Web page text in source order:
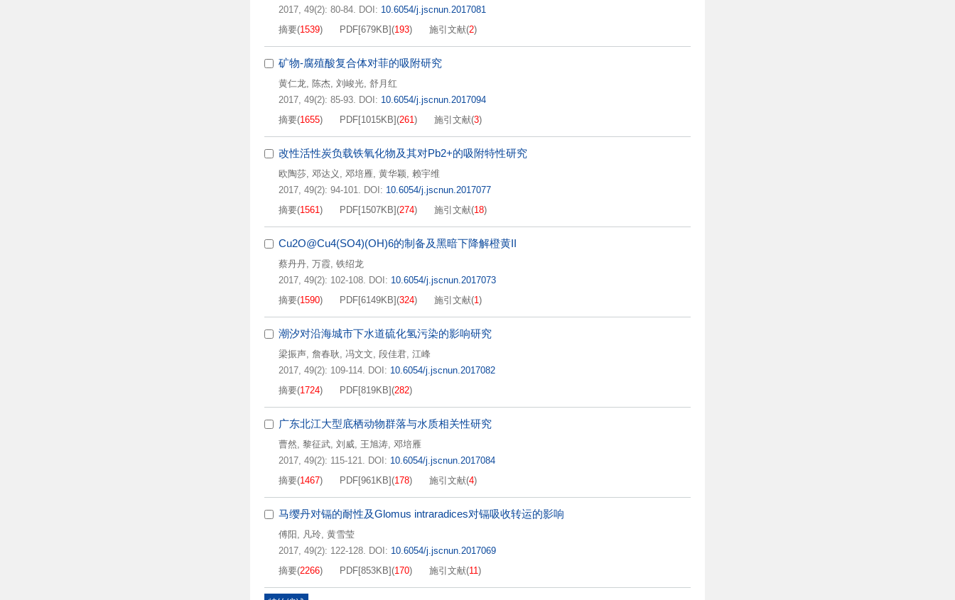
2017, 49(2): 80-84. DOI: 10.6054/j.jscnun.2017081
摘要(1539) PDF[679KB](193) 施引文献(2)
矿物-腐殖酸复合体对菲的吸附研究
黄仁龙, 陈杰, 刘峻光, 舒月红
2017, 49(2): 85-93. DOI: 10.6054/j.jscnun.2017094
摘要(1655) PDF[1015KB](261) 施引文献(3)
改性活性炭负载铁氧化物及其对Pb2+的吸附特性研究
欧陶莎, 邓达义 , 邓培雁, 黄华颖, 赖宇维
2017, 49(2): 94-101. DOI: 10.6054/j.jscnun.2017077
摘要(1561) PDF[1507KB](274) 施引文献(18)
Cu2O@Cu4(SO4)(OH)6的制备及黑暗下降解橙黄II
蔡丹丹, 万霞, 铁绍龙
2017, 49(2): 102-108. DOI: 10.6054/j.jscnun.2017073
摘要(1590) PDF[6149KB](324) 施引文献(1)
潮汐对沿海城市下水道硫化氢污染的影响研究
梁振声, 詹春耿, 冯文文, 段佳君, 江峰
2017, 49(2): 109-114. DOI: 10.6054/j.jscnun.2017082
摘要(1724) PDF[819KB](282)
广东北江大型底栖动物群落与水质相关性研究
曹然, 黎征武, 刘威, 王旭涛, 邓培雁
2017, 49(2): 115-121. DOI: 10.6054/j.jscnun.2017084
摘要(1467) PDF[961KB](178) 施引文献(4)
马缨丹对镉的耐性及Glomus intraradices对镉吸收转运的影响
傅阳 , 凡玲, 黄雪莹
2017, 49(2): 122-128. DOI: 10.6054/j.jscnun.2017069
摘要(2266) PDF[853KB](170) 施引文献(11)